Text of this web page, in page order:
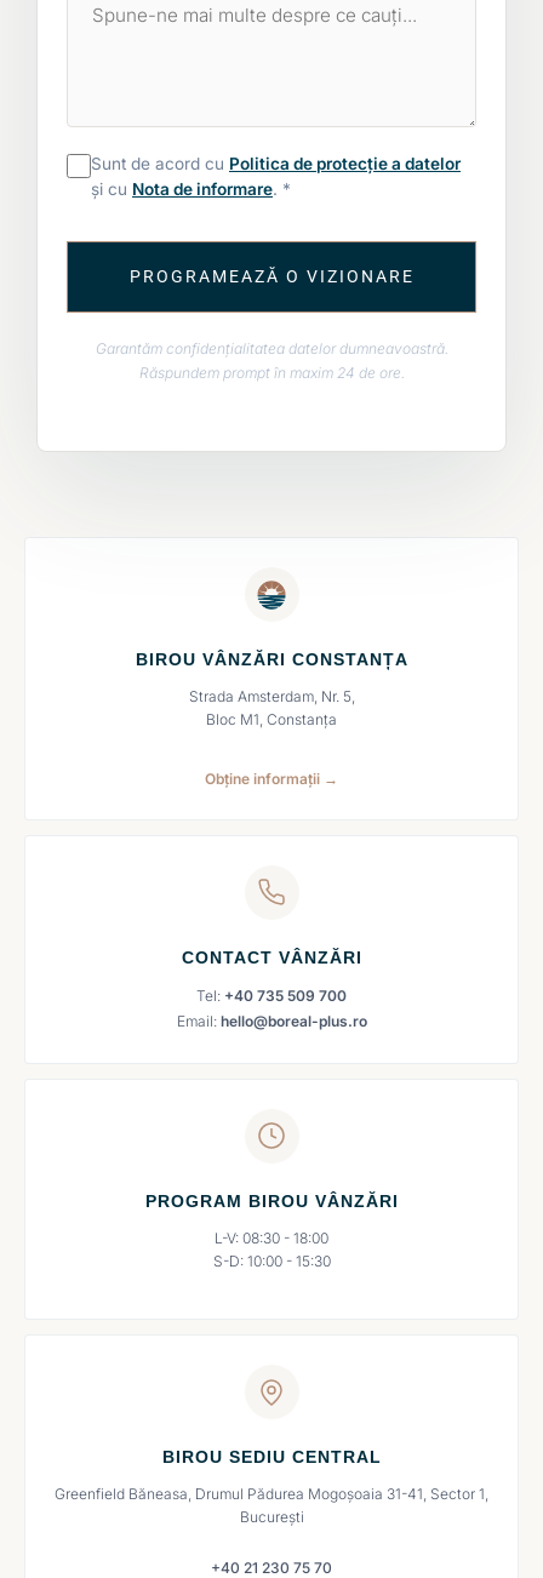
Sunt de acord cu Politica de protecție a datelor
și cu Nota de informare. *
PROGRAMEAZĂ O VIZIONARE
Garantăm confidențialitatea datelor dumneavoastră.
Răspundem prompt în maxim 24 de ore.
BIROU VÂNZĂRI CONSTANȚA
Strada Amsterdam, Nr. 5,
Bloc M1, Constanța
Obține informații →
CONTACT VÂNZĂRI
Tel: +40 735 509 700
Email: hello@boreal-plus.ro
PROGRAM BIROU VÂNZĂRI
L-V: 08:30 - 18:00
S-D: 10:00 - 15:30
BIROU SEDIU CENTRAL
Greenfield Băneasa, Drumul Pădurea Mogoșoaia 31-41, Sector 1,
București
+40 21 230 75 70